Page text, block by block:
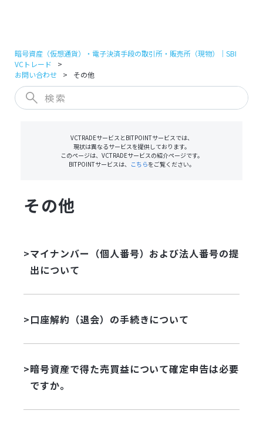
暗号資産（仮想通貨）・電子決済手段の取引所・販売所（現物）｜SBI
VCトレード
お問い合わせ
その他
VCTRADEサービスとBITPOINTサービスでは、
現状は異なるサービスを提供しております。
このページは、VCTRADEサービスの紹介ページです。
BITPOINTサービスは、 こちらをご覧ください。
その他
マイナンバー（個人番号）および法人番号の提
出について
口座解約（退会）の手続きについて
暗号資産で得た売買益について確定申告は必要
ですか。